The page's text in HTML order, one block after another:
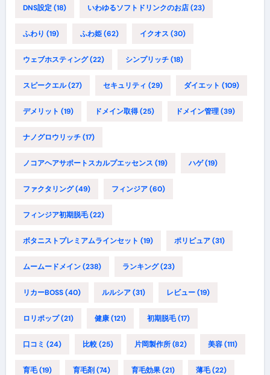
DNS設定(18) いわゆるソフトドリンクのお店(23)
ふわり (19) ふわ姫(62) イクオス (30)
ウェブホスティング(22) シンプリッチ(18)
スピークエル(27) セキュリティ (29) ダイエット (109)
デメリット (19) ドメイン取得(25) ドメイン管理(39)
ナノグロウリッチ(17)
ノコアヘアサポートスカルプエッセンス (19) ハゲ(19)
ファクタリング(49) フィンジア(60)
フィンジア初期脱毛(22)
ボタニストプレミアムラインセット (19) ポリピュア(31)
ムームードメイン(238) ランキング(23)
リカーBOSS(40) ルルシア(31) レビュー(19)
ロリポップ(21) 健康(121) 初期脱毛(17)
口コミ (24) 比較(25) 片岡製作所(82) 美容(111)
育毛(19) 育毛剤 (74) 育毛効果(21) 薄毛(22)